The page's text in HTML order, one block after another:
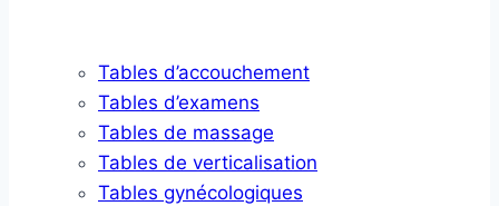
Tables d’accouchement
Tables d’examens
Tables de massage
Tables de verticalisation
Tables gynécologiques